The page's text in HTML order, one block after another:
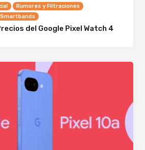
Rumores y Filtraciones
del Google Pixel Watch 4